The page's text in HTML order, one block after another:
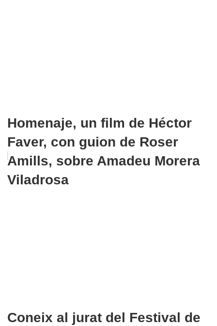
Homenaje, un film de Héctor
Faver, con guion de Roser
Amills, sobre Amadeu Morera
Viladrosa
Coneix al jurat del Festival de